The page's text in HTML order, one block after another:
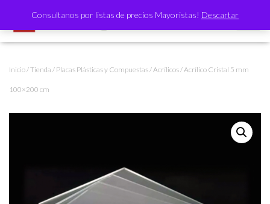
Consultanos por listas de precios Mayoristas! Descartar
Inicio/Tienda / Placas Plásticas y Compuestas/Acrílicos/ Acrílico Cristal 5 mm
100×200 cm